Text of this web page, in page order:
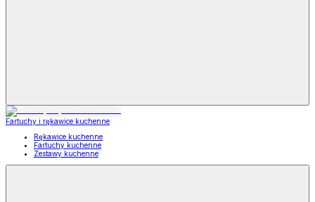
Fartuchy i rękawice kuchenne
Rękawice kuchenne
Fartuchy kuchenne
Zestawy kuchenne